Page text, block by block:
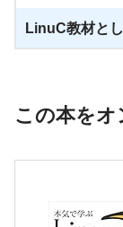
LinuC教材と
この本をオ